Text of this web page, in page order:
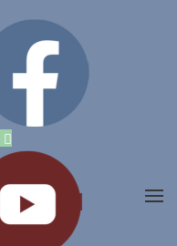
